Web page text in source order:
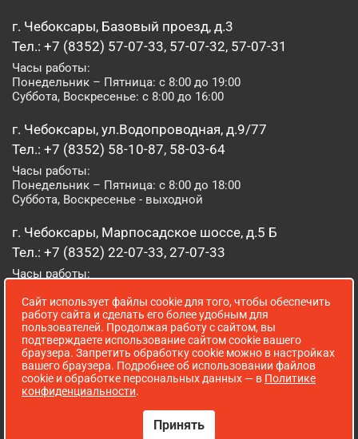
г. Чебоксары, Базовый проезд, д.3
Тел.: +7 (8352) 57-07-33, 57-07-32, 57-07-31
Часы работы:
Понедельник – Пятница: с 8:00 до 19:00
Суббота, Воскресенье: с 8:00 до 16:00
г. Чебоксары, ул.Водопроводная, д.9/77
Тел.: +7 (8352) 58-10-87, 58-03-64
Часы работы:
Понедельник – Пятница: с 8:00 до 18:00
Суббота, Воскресенье - выходной
г. Чебоксары, Марпосадское шоссе, д.5 Б
Тел.: +7 (8352) 22-07-33, 27-07-33
Часы работы:
Суббота, Воскресенье: с 8:00 до 16:00
г. Йошкар-Ола, ул. Луначарского, д. 52 А
Тел.: (8362) 41-07-31
Часы работы:
Понедельник – Пятница: с 8:00 до 18:00
Сайт использует файлы cookie для того, чтобы обеспечить
работу сайта и сделать его более удобным для
пользователей. Продолжая работу с сайтом, вы
подтверждаете использование сайтом cookie вашего
браузера. Запретить обработку cookie можно в настройках
вашего браузера. Подробнее об использовании файлов
cookie и обработке персональных данных — в Политике
конфиденциальности.
Принять